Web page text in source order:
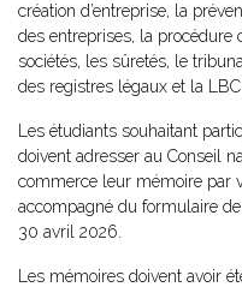
création d’entreprise, la
des entreprises, la procédure
sociétés, les sûretés, le
des registres légaux et la
Les étudiants souhaitant
doivent adresser au Conseil
commerce leur mémoire par
accompagné du formulaire
30 avril 2026.
Les mémoires doivent avoir